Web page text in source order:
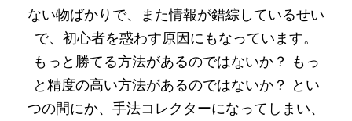
ない物ばかりで、また情報が錯綜しているせい
で、初心者を惑わす原因にもなっています。
もっと勝てる方法があるのではないか？ もっ
と精度の高い方法があるのではないか？ とい
つの間にか、手法コレクターになってしまい、